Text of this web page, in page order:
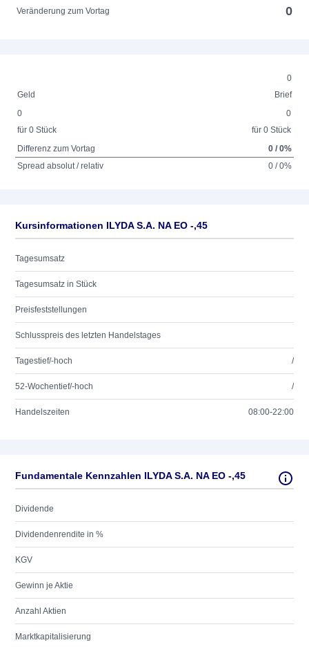
Veränderung zum Vortag 0
0
Geld
Brief
0
für 0 Stück
0
für 0 Stück
Differenz zum Vortag
0 / 0%
Spread absolut / relativ
0 / 0%
Kursinformationen ILYDA S.A. NA EO -,45
Tagesumsatz
Tagesumsatz in Stück
Preisfeststellungen
Schlusspreis des letzten Handelstages
Tagestief/-hoch /
52-Wochentief/-hoch /
Handelszeiten 08:00-22:00
Fundamentale Kennzahlen ILYDA S.A. NA EO -,45
Dividende
Dividendenrendite in %
KGV
Gewinn je Aktie
Anzahl Aktien
Marktkapitalisierung